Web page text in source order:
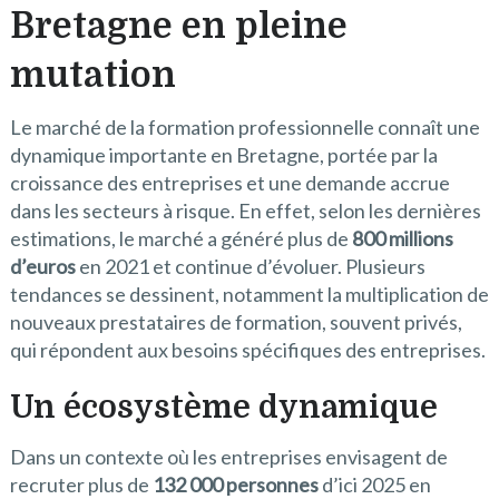
Bretagne en pleine
mutation
Le marché de la formation professionnelle connaît une
dynamique importante en Bretagne, portée par la
croissance des entreprises et une demande accrue
dans les secteurs à risque. En effet, selon les dernières
estimations, le marché a généré plus de 800 millions
d’eurosen 2021 et continue d’évoluer. Plusieurs
tendances se dessinent, notamment la multiplication de
nouveaux prestataires de formation, souvent privés,
qui répondent aux besoins spécifiques des entreprises.
Un écosystème dynamique
Dans un contexte où les entreprises envisagent de
recruter plus de 132 000 personnesd’ici 2025 en